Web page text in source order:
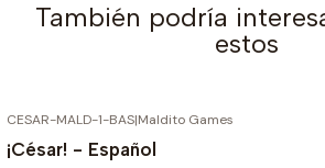
También podría
estos
CESAR-MALD-1-BAS|Maldito Games
¡César! - Español